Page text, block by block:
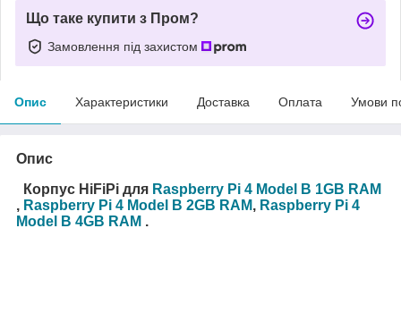
Що таке купити з Пром?
Замовлення під захистом
Опис Характеристики Доставка Оплата Умови
Опис
Корпус HiFiPi для Raspberry Pi 4 Model B 1GB RAM
, Raspberry Pi 4 Model B 2GB RAM, Raspberry Pi 4
Model B 4GB RAM .